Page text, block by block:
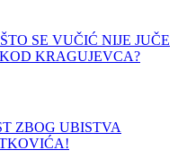
SE VUČIĆ NIJE JUČE
KRAGUJEVCA?
ZBOG UBISTVA